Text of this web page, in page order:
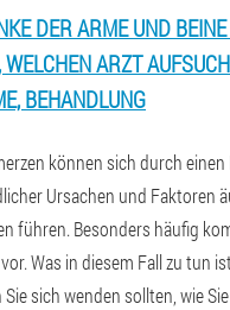
DER ARME UND
ARZT
BEHANDLUNG
können sich durch
Ursachen und Faktoren
führen. Besonders häufig
Was in diesem Fall zu tun
sich wenden sollten, wie